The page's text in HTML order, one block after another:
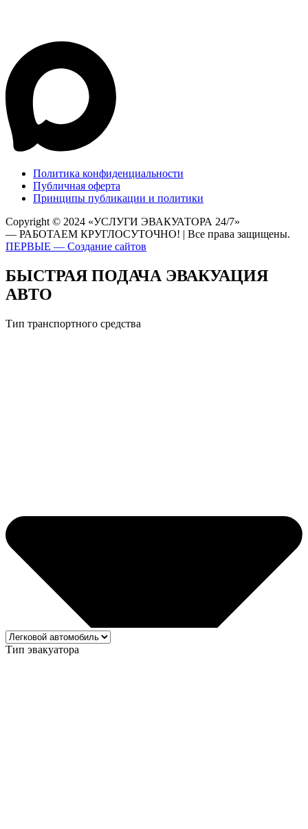
Политика конфиденциальности
Публичная оферта
Принципы публикации и политики
Copyright © 2024 «УСЛУГИ ЭВАКУАТОРА 24/7»
— РАБОТАЕМ КРУГЛОСУТОЧНО! | Все права защищены.
ПЕРВЫЕ — Создание сайтов
БЫСТРАЯ ПОДАЧА ЭВАКУАЦИЯ
АВТО
Тип транспортного средства
Тип эвакуатора